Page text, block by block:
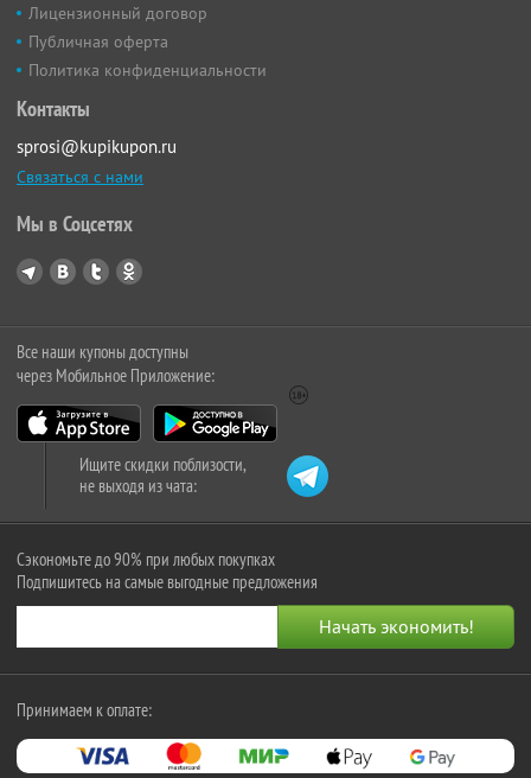
Лицензионный договор
Публичная оферта
Политика конфиденциальности
Контакты
sprosi@kupikupon.ru
Связаться с нами
Мы в Соцсетях
Все наши купоны доступны
через Мобильное Приложение:
Ищите скидки поблизости,
не выходя из чата:
Сэкономьте до 90% при любых покупках
Подпишитесь на самые выгодные предложения
Принимаем к оплате: